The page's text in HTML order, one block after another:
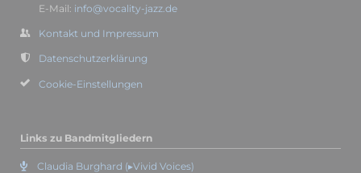
E-Mail: info@vocality-jazz.de
Kontakt und Impressum
Datenschutzerklärung
Cookie-Einstellungen
Links zu Bandmitgliedern
Claudia Burghard (▸Vivid Voices)